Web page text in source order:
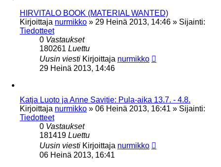
HIRVITALO BOOK (MATERIAL WANTED)
Kirjoittaja nurmikko » 29 Heinä 2013, 14:46 » Sijainti:
Tiedotteet
0 Vastaukset
180261 Luettu
Uusin viesti Kirjoittaja nurmikko
29 Heinä 2013, 14:46
Katja Luoto ja Anne Savitie: Pula-aika 13.7. - 4.8.
Kirjoittaja nurmikko » 06 Heinä 2013, 16:41 » Sijainti:
Tiedotteet
0 Vastaukset
181419 Luettu
Uusin viesti Kirjoittaja nurmikko
06 Heinä 2013, 16:41